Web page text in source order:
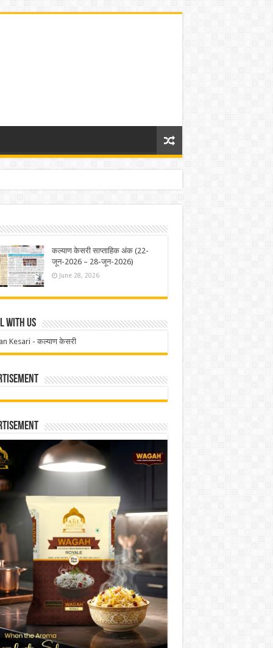
कल्याण केसरी साप्ताहिक अंक (22-
जून-2026 – 28-जून-2026)
June 28, 2026
With Us
Kesari - कल्याण केसरी